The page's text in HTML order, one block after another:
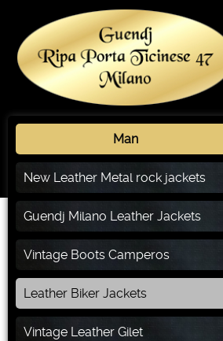
Man
New Leather Metal rock jackets
Guendj Milano Leather Jackets
Vintage Boots Camperos
Leather Biker Jackets
Vintage Leather Gilet